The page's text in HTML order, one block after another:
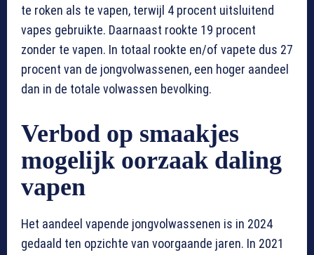
te roken als te vapen, terwijl 4 procent uitsluitend
vapes gebruikte. Daarnaast rookte 19 procent
zonder te vapen. In totaal rookte en/of vapete dus 27
procent van de jongvolwassenen, een hoger aandeel
dan in de totale volwassen bevolking.
Verbod op smaakjes
mogelijk oorzaak daling
vapen
Het aandeel vapende jongvolwassenen is in 2024
gedaald ten opzichte van voorgaande jaren. In 2021